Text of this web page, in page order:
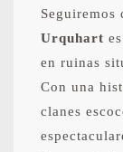
Seguiremos
Urquhart
en ruinas
Con una
clanes